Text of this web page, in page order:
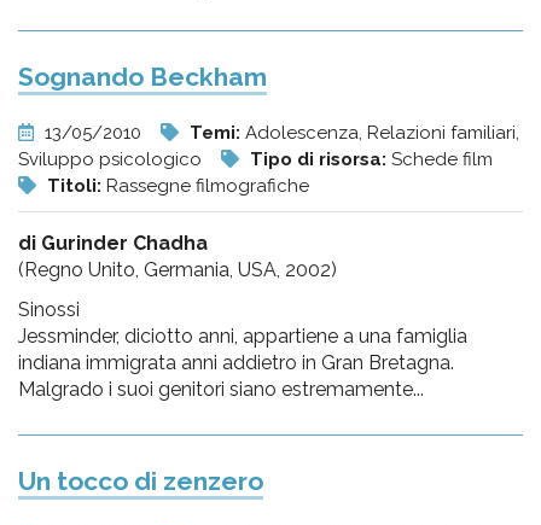
Sognando Beckham
13/05/2010 Temi: Adolescenza, Relazioni familiari,
Sviluppo psicologico
Tipo di risorsa: Schede film
Titoli: Rassegne filmografiche
di Gurinder Chadha
(Regno Unito, Germania, USA, 2002)
Sinossi
Jessminder, diciotto anni, appartiene a una famiglia
indiana immigrata anni addietro in Gran Bretagna.
Malgrado i suoi genitori siano estremamente...
Un tocco di zenzero